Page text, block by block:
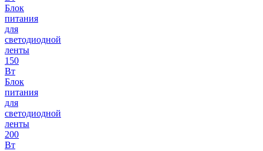
Блок
питания
для
светодиодной
ленты
150
Вт
Блок
питания
для
светодиодной
ленты
200
Вт